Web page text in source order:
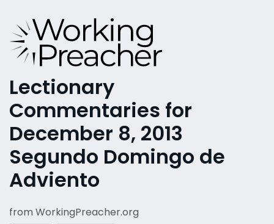
Lectionary
Commentaries for
December 8, 2013
Segundo Domingo de
Adviento
from WorkingPreacher.org